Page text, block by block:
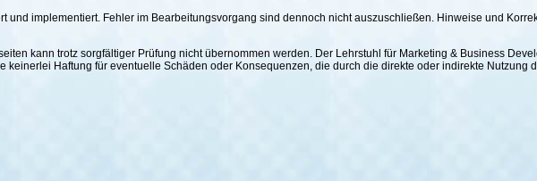
und implementiert. Fehler im Bearbeitungsvorgang sind dennoch nicht auszuschließen. Hinweise und
kann trotz sorgfältiger Prüfung nicht übernommen werden. Der Lehrstuhl für Marketing & Business
keinerlei Haftung für eventuelle Schäden oder Konsequenzen, die durch die direkte oder indirekte Nutzung